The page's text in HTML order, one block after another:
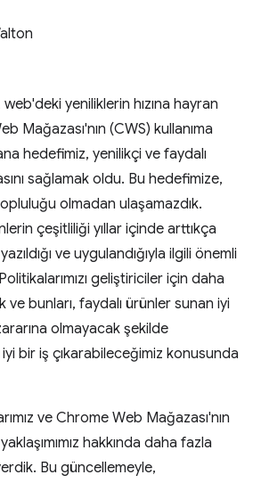
yeniliklerin hızına hayran
Mağazası'nın (CWS) kullanıma
hedefimiz, yenilikçi ve faydalı
sağlamak oldu. Bu hedefimize,
olmadan ulaşamazdık.
çeşitliliği yıllar içinde arttıkça
ve uygulandığıyla ilgili önemli
geliştiriciler için daha
ve bunları, faydalı ürünler sunan iyi
olmayacak şekilde
bir iş çıkarabileceğimiz konusunda
ve Chrome Web Mağazası'nın
hakkında daha fazla
Bu güncellemeyle,